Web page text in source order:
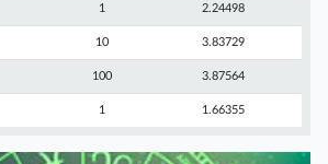
1 2.24498
10 3.83729
100 3.87564
1 1.66355